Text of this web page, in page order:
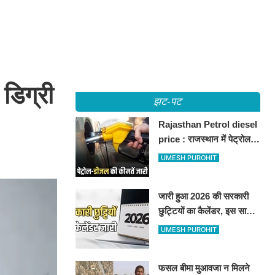
झट-पट
Rajasthan Petrol diesel
price : राजस्थान में पेट्रोल-
डीजल की कीमतें जारी, जानिए
UMESH PUROHIT
जारी हुआ 2026 की सरकारी
छुट्टियों का कैलेंडर, इस साल
कई बार मिलेगा लगातार
UMESH PUROHIT
फसल बीमा मुआवजा न मिलने